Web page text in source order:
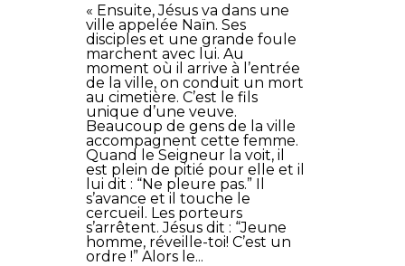
« Ensuite, Jésus va dans une
ville appelée Naïn. Ses
disciples et une grande foule
marchent avec lui. Au
moment où il arrive à l’entrée
de la ville, on conduit un mort
au cimetière. C’est le fils
unique d’une veuve.
Beaucoup de gens de la ville
accompagnent cette femme.
Quand le Seigneur la voit, il
est plein de pitié pour elle et il
lui dit : “Ne pleure pas.” Il
s’avance et il touche le
cercueil. Les porteurs
s’arrêtent. Jésus dit : “Jeune
homme, réveille-toi! C’est un
ordre !” Alors le...